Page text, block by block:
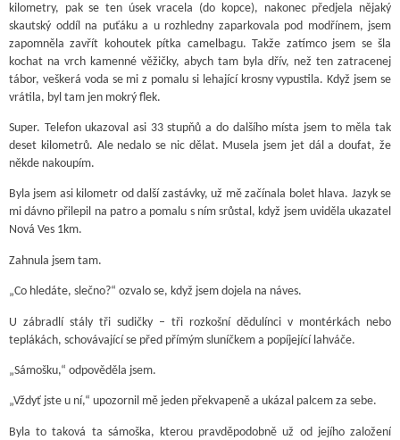
kilometry, pak se ten úsek vracela (do kopce), nakonec předjela nějaký
skautský oddíl na puťáku a u rozhledny zaparkovala pod modřínem, jsem
zapomněla zavřít kohoutek pítka camelbagu. Takže zatímco jsem se šla
kochat na vrch kamenné věžičky, abych tam byla dřív, než ten zatracenej
tábor, veškerá voda se mi z pomalu si lehající krosny vypustila. Když jsem se
vrátila, byl tam jen mokrý flek.
Super. Telefon ukazoval asi 33 stupňů a do dalšího místa jsem to měla tak
deset kilometrů. Ale nedalo se nic dělat. Musela jsem jet dál a doufat, že
někde nakoupím.
Byla jsem asi kilometr od další zastávky, už mě začínala bolet hlava. Jazyk se
mi dávno přilepil na patro a pomalu s ním srůstal, když jsem uviděla ukazatel
Nová Ves 1km.
Zahnula jsem tam.
„Co hledáte, slečno?“ ozvalo se, když jsem dojela na náves.
U zábradlí stály tři sudičky – tři rozkošní dědulínci v montérkách nebo
teplákách, schovávající se před přímým sluníčkem a popíjející lahváče.
„Sámošku,“ odpověděla jsem.
„Vždyť jste u ní,“ upozornil mě jeden překvapeně a ukázal palcem za sebe.
Byla to taková ta sámoška, kterou pravděpodobně už od jejího založení